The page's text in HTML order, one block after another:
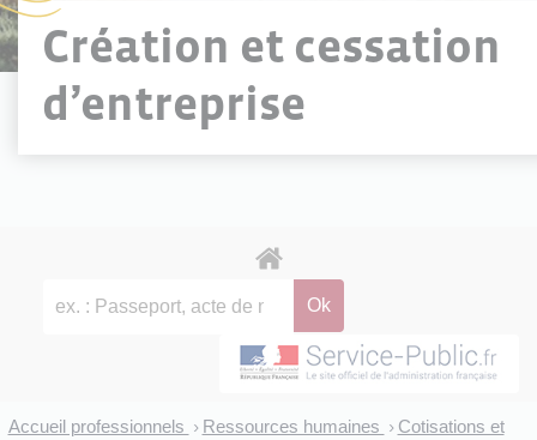
Création et cessation
d’entreprise
Accueil professionnels > Ressources humaines > Cotisations et